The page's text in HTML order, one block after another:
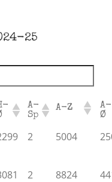
25
A-
Sp
A-Z
A-
Ø
2 5004
2 8824